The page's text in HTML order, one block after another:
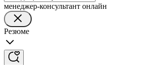
менеджер-консультант онлайн
Резюме